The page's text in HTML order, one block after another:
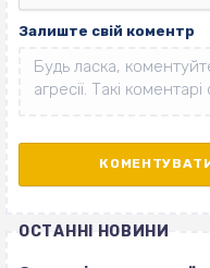
Залиште свій коментр
ОСТАННІ НОВИНИ